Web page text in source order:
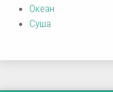
Океан
Суша